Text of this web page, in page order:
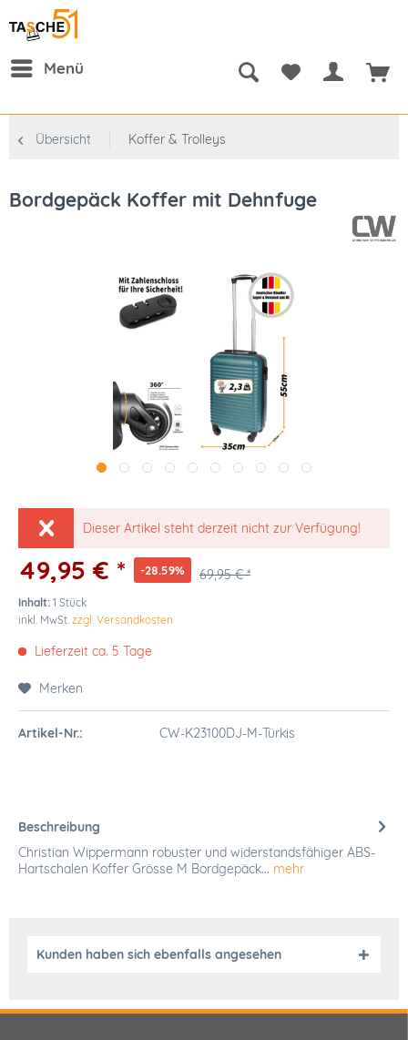
Menü
Übersicht Koffer & Trolleys
Bordgepäck Koffer mit Dehnfuge
Dieser Artikel steht derzeit nicht zur Verfügung!
49,95 € * -28.59% 69,95 € *
Inhalt: 1 Stück
inkl. MwSt. zzgl. Versandkosten
Lieferzeit ca. 5 Tage
Merken
Artikel-Nr.: CW-K23100DJ-M-Türkis
Beschreibung
Christian Wippermann robuster und widerstandsfähiger ABS-
Hartschalen Koffer Grösse M Bordgepäck... mehr
Kunden haben sich ebenfalls angesehen